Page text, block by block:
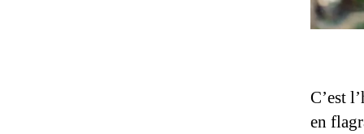
C’est
en